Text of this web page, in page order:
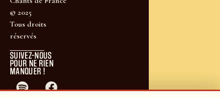
© 2025
Tous droits
réservés
SUIVEZ-NOUS
POUR NE RIEN
MANQUER !